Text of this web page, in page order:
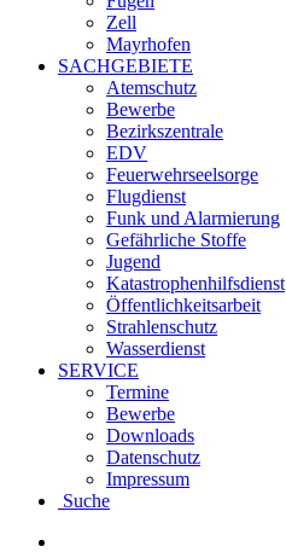
Zell
Mayrhofen
SACHGEBIETE
Atemschutz
Bewerbe
Bezirkszentrale
EDV
Feuerwehrseelsorge
Flugdienst
Funk und Alarmierung
Gefährliche Stoffe
Jugend
Katastrophenhilfsdienst
Öffentlichkeitsarbeit
Strahlenschutz
Wasserdienst
SERVICE
Termine
Bewerbe
Downloads
Datenschutz
Impressum
Suche